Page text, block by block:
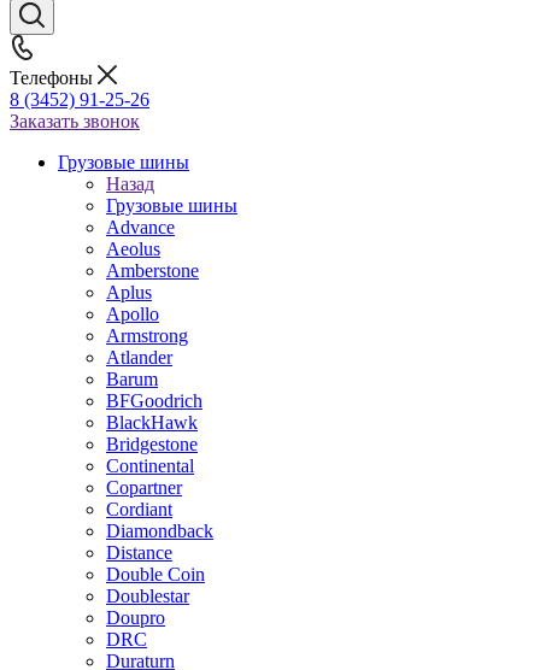
Телефоны
8 (3452) 91-25-26
Заказать звонок
Грузовые шины
Назад
Грузовые шины
Advance
Aeolus
Amberstone
Aplus
Apollo
Armstrong
Atlander
Barum
BFGoodrich
BlackHawk
Bridgestone
Continental
Copartner
Cordiant
Diamondback
Distance
Double Coin
Doublestar
Doupro
DRC
Duraturn